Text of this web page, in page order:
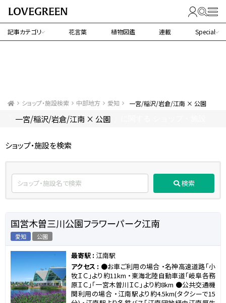
記事カテゴリ 花言葉 植物図鑑 連載 Special
ショップ・施設検索 中部地方 愛知
一宮/稲沢/岩倉/江南 × 公園
一宮/稲沢/岩倉/江南 × 公園
ショップ・施設を検索
検索
国営木曽三川公園フラワーパーク江南
愛知 公園
最寄駅 : 江南駅
アクセス : ●お車ご利用の場合 ・名神高速道路「小
牧ＩＣ」より約11km ・東海北陸自動車道「岐阜各務
原ＩＣ」「一宮木曽川ＩＣ」より約8km ●公共交通機
関利用の場合 ・江南駅より約4.5km(タクシーで15